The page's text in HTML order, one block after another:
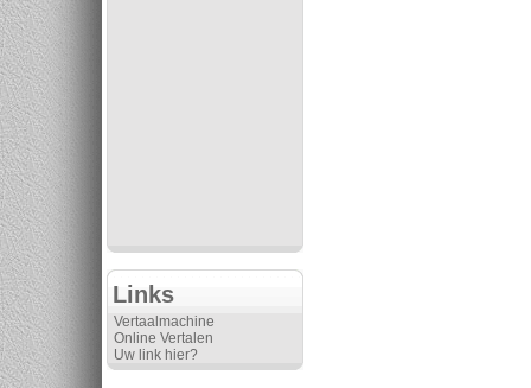
Links
Vertaalmachine
Online Vertalen
Uw link hier?